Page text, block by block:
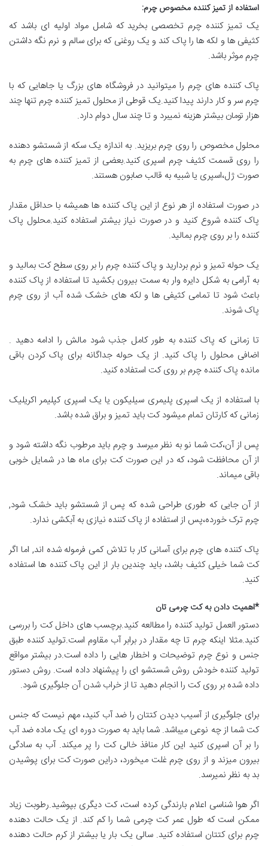
استفاده از تمیز کننده مخصوص چرم:
یک تمیز کننده چرم تخصصی بخرید که شامل مواد اولیه ای باشد که
کثیفی ها و لکه ها را پاک کند و یک روغنی که برای سالم و نرم نگه داشتن
چرم موثر باشد.
پاک کننده های چرم را میتوانید در فروشگاه های بزرگ یا جاهایی که با
چرم سر و کار دارند پیدا کنید.یک قوطی از محلول تمیز کننده چرم تنها چند
هزار تومان بیشتر هزینه نمیبرد و تا چند سال دوام دارد.
محلول مخصوص را روی چرم بریزید. به اندازه یک سکه از شستشو دهنده
را روی قسمت کثیف چرم اسپری کنید.بعضی از تمیز کننده های چرم به
صورت ژل،اسپری یا شبیه به قالب صابون هستند.
در صورت استفاده از هر نوع از این پاک کننده ها همیشه با حداقل مقدار
پاک کننده شروع کنید و در صورت نیاز بیشتر استفاده کنید.محلول پاک
کننده را بر روی چرم بمالید.
یک حوله تمیز و نرم بردارید و پاک کننده چرم را بر روی سطح کت بمالید و
به آرامی به شکل دایره وار به سمت بیرون بکشید تا استفاده از پاک کننده
باعث شود تا تمامی کثیفی ها و لکه های خشک شده آب از روی چرم
پاک شوند.
تا زمانی که پاک کننده به طور کامل جذب شود مالش را ادامه دهید .
اضافی محلول را پاک کنید. از یک حوله جداگانه برای پاک کردن باقی
مانده پاک کننده چرم بر روی کت استفاده کنید.
با استفاده از یک اسپری پلیمری سیلیکون یا یک اسپری کپلیمر اکریلیک
زمانی که کارتان تمام میشود کت باید تمیز و براق شده باشد.
پس از آن،کت شما نو به نظر میرسد و چرم باید مرطوب نگه داشته شود و
از آن محافظت شود، که در این صورت کت برای ماه ها در شمایل خوبی
باقی میماند.
از آن جایی که طوری طراحی شده که پس از شستشو باید خشک شود,
چرم ترک خورده،پس از استفاده از پاک کننده نیازی به آبکشی ندارد.
پاک کننده های چرم برای آسانی کار با تلاش کمی فرموله شده اند, اما اگر
کت شما خیلی کثیف باشد، باید چندین بار از این پاک کننده ها استفاده
کنید.
*اهمیت دادن به کت چرمی تان
دستور العمل تولید کننده را مطالعه کنید.برچسب های داخل کت را بررسی
کنید.مثلا اینکه چرم تا چه مقدار در برابر آب مقاوم است.تولید کننده طبق
جنس و نوع چرم توضیحات و اخطار هایی را داده است.در بیشتر مواقع
تولید کننده خودش روش شستشو ای را پیشنهاد داده است. روش دستور
داده شده بر روی کت را انجام دهید تا از خراب شدن آن جلوگیری شود.
برای جلوگیری از آسیب دیدن کتتان را ضد آب کنید، مهم نیست که جنس
کت شما از چه نوعی میباشد. شما باید به صورت دوره ای یک ماده ضد آب
را بر آن اسپری کنید این کار منافذ خالی کت را پر میکند. آب به سادگی
بیرون میزند و از روی چرم غلت میخورد، دراین صورت کت برای پوشیدن
بد به نظر نمیرسد.
اگر هوا شناسی اعلام بارندگی کرده است، کت دیگری بپوشید.رطوبت زیاد
ممکن است که طول عمر کت چرمی شما را کم کند. از یک حالت دهنده
چرم برای کتتان استفاده کنید. سالی یک بار یا بیشتر از کرم حالت دهنده